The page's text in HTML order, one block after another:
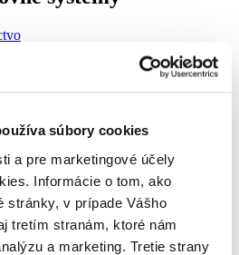
súbory cookies
a pre marketingové účely
Informácie o tom, ako
stránky, v prípade Vášho
tretím stranám, ktoré nám
a marketing. Tretie strany
cena či možnosť